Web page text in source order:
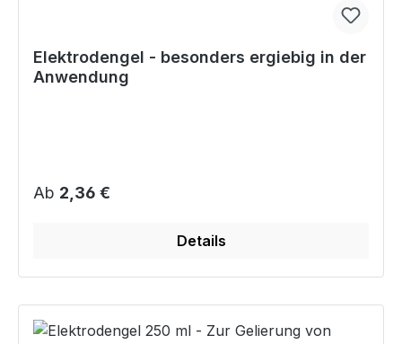
Elektrodengel - besonders ergiebig in der
Anwendung
Regulärer Preis:
Ab 2,36 €
Details